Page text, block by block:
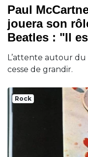
Paul
jouera son
Beatles : "Il
L’attente autour
cesse de grandir.
Rock